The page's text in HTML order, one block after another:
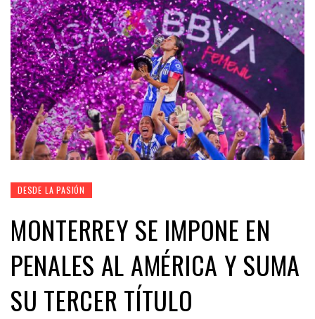
DESDE LA PASIÓN
MONTERREY SE IMPONE EN
PENALES AL AMÉRICA Y SUMA
SU TERCER TÍTULO